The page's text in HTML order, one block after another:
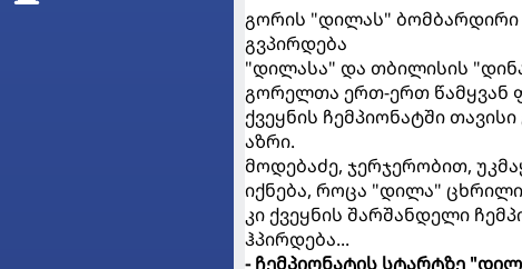
გორის "დილას" ბომბარდირი
გვპირდება
"დილასა" და თბილისის
გორელთა ერთ-ერთ წამყვან
ქვეყნის ჩემპიონატში
აზრი.
მოდებაძე, ჯერჯერობით,
იქნება, როცა "დილა"
კი ქვეყნის შარშანდელი
ჰპირდება...
- ჩემპიონატის სტარტზე